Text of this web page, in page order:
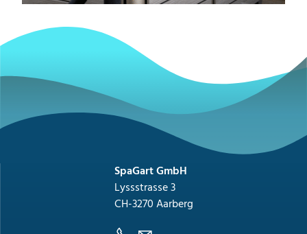
SpaGart GmbH
Lyssstrasse 3
CH-3270 Aarberg